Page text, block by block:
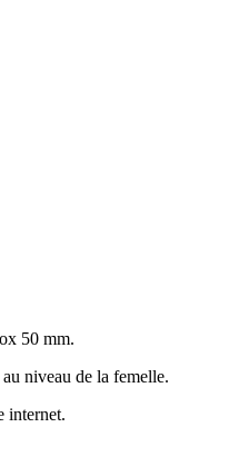
50 mm.
niveau de la femelle.
internet.